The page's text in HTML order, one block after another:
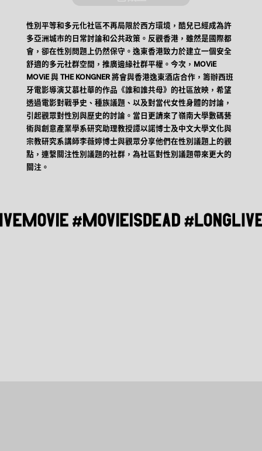
性別平等和多元化社區不再局限於西方環境，酷兒已經成為許
多亞洲城市的日常討論和公共政策。反觀香港，雖然是國際都
會，卻在性別問題上仍然保守。逸東香港致力於建立一個安全
舒適的多元社群空間，推廣邊緣社群平權。今次，MOViE
MOViE 與 THE KONGNER 將會與香港逸東酒店合作，籌辦西班
牙電影導演艾慕杜華的作品《誰和誰共母》的社區放映，希望
透過電影對戰爭史、種族議題、以及對當代女性身體的討論，
引起觀眾對性別與歷史的討論。當日更請來了嶺南大學數碼藝
術與創意產業學系研究助理教授譚以諾博士及中文大學文化與
宗教研究系講師李薇婷博士與觀眾分享他們在性別議題上的觀
點，連繫關注性別議題的社群，為社區對性別議題帶來更大的
關注。